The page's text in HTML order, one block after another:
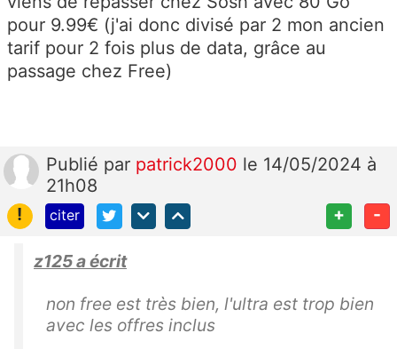
pour 9.99€ (j'ai donc divisé par 2 mon ancien
tarif pour 2 fois plus de data, grâce au
passage chez Free)
Publié par patrick2000 le 14/05/2024 à
21h08
!
citer + -
z125 a écrit
non free est très bien, l'ultra est trop bien
avec les offres inclus